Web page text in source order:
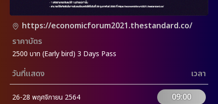
https://economicforum2021.thestandard.co/
ราคาบัตร
2500 บาท (Early bird) 3 Days Pass
วันที่แสดง เวลา
26-28 พฤศจิกายน 2564 09:00